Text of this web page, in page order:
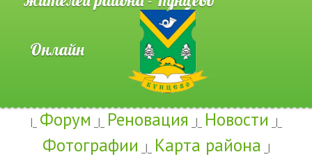
Онлайн
|_ Форум _|_ Реновация _|_ Новости _|_
Фотографии _|_ Карта района _|